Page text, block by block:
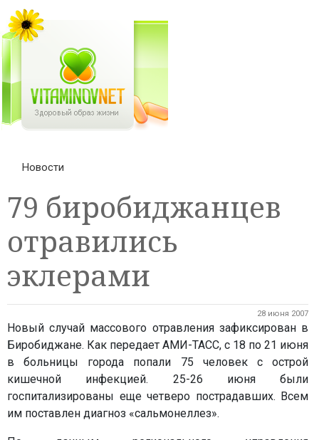
Новости
79 биробиджанцев
отравились
эклерами
28 июня 2007
Новый случай массового отравления зафиксирован в
Биробиджане. Как передает АМИ-ТАСС, с 18 по 21 июня
в больницы города попали 75 человек с острой
кишечной инфекцией. 25-26 июня были
госпитализированы еще четверо пострадавших. Всем
им поставлен диагноз «сальмонеллез».